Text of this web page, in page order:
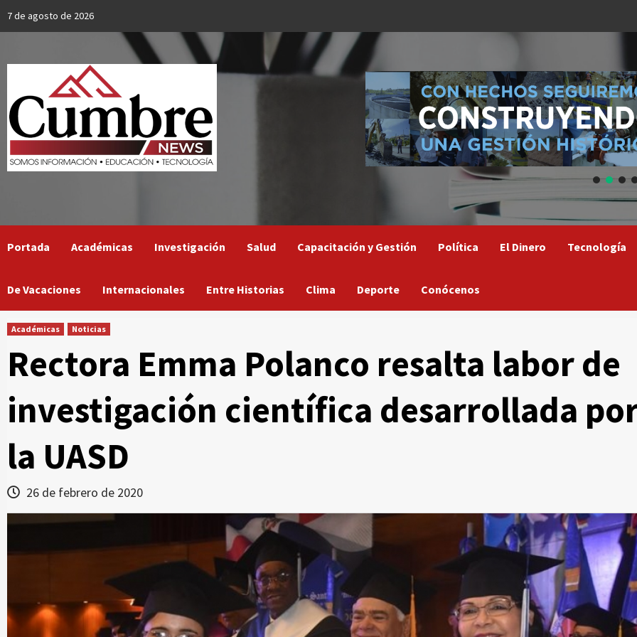
7 de agosto de 2026
Portada Académicas Investigación Salud Capacitación y Gestión Política El Dinero Tecnología
De Vacaciones Internacionales Entre Historias Clima Deporte Conócenos
Académicas Noticias
Rectora Emma Polanco resalta labor de
investigación científica desarrollada
la UASD
26 de febrero de 2020